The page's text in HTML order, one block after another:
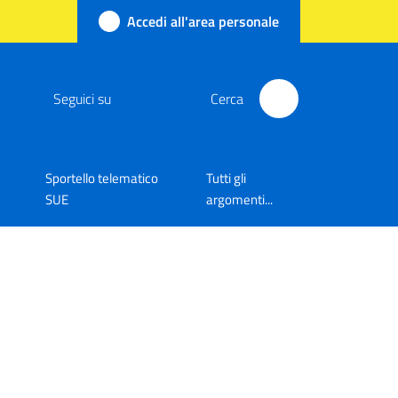
Accedi all'area personale
Seguici su Cerca
Sportello telematico
SUE
Tutti gli
argomenti...